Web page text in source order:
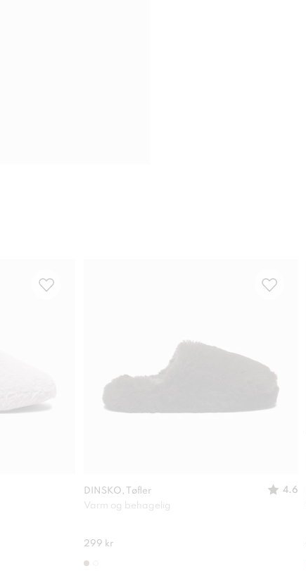
DINSKO, Tøfler
4.6
Varm og behagelig
299 kr